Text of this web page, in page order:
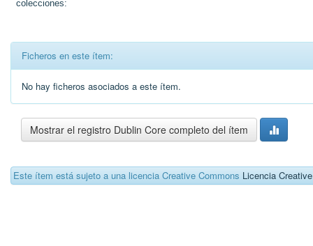
colecciones:
Ficheros en este ítem:
No hay ficheros asociados a este ítem.
Mostrar el registro Dublin Core completo del ítem
Este ítem está sujeto a una licencia Creative Commons Licencia